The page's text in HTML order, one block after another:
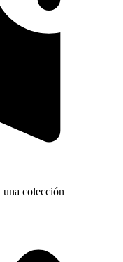
una colección